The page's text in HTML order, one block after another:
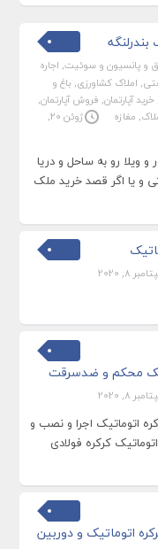
و پانسیون و سوئیت, اجاره
, املاک کشاورزی, باغ و
خرید آپارتمان, فروش آپارتمان,
, مغازه
ژوئن 20,
و ویلا رو به ساحل و دریا
و یا اگر قصد خرید ملک
8, 2020
محکم و ضدسرقت
8, 2020
اتوماتیک اجرا و نصب و
کرکره فولادی
اتوماتیک و دوربین